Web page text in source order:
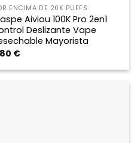
ENCIMA DE 20K PUFFS
Aiviou 100K Pro 2en1
Deslizante Vape
Mayorista
€